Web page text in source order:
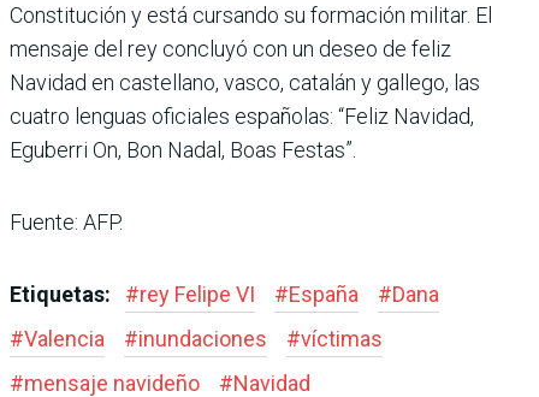
Constitución y está cursando su formación militar. El
mensaje del rey concluyó con un deseo de feliz
Navidad en castellano, vasco, catalán y gallego, las
cuatro lenguas oficiales españolas: “Feliz Navidad,
Eguberri On, Bon Nadal, Boas Festas”.
Fuente: AFP.
Etiquetas: #rey Felipe VI #España #Dana
#Valencia #inundaciones #víctimas
#mensaje navideño #Navidad